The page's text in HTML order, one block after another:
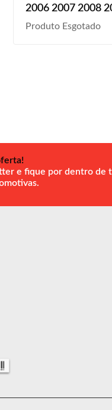
2006 2007 2008
2011 2012 2013
Produto Esgotado
e fique por dentro de